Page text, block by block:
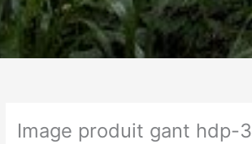
Image produit gant hdp-3